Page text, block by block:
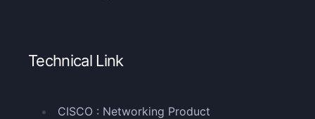
Technical Link
CISCO : Networking Product